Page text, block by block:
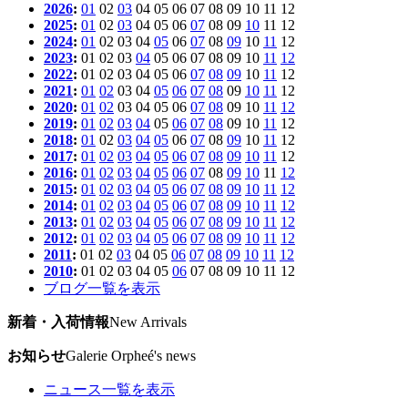
2026: 01 02 03 04 05 06 07 08 09 10 11 12
2025: 01 02 03 04 05 06 07 08 09 10 11 12
2024: 01 02 03 04 05 06 07 08 09 10 11 12
2023: 01 02 03 04 05 06 07 08 09 10 11 12
2022: 01 02 03 04 05 06 07 08 09 10 11 12
2021: 01 02 03 04 05 06 07 08 09 10 11 12
2020: 01 02 03 04 05 06 07 08 09 10 11 12
2019: 01 02 03 04 05 06 07 08 09 10 11 12
2018: 01 02 03 04 05 06 07 08 09 10 11 12
2017: 01 02 03 04 05 06 07 08 09 10 11 12
2016: 01 02 03 04 05 06 07 08 09 10 11 12
2015: 01 02 03 04 05 06 07 08 09 10 11 12
2014: 01 02 03 04 05 06 07 08 09 10 11 12
2013: 01 02 03 04 05 06 07 08 09 10 11 12
2012: 01 02 03 04 05 06 07 08 09 10 11 12
2011: 01 02 03 04 05 06 07 08 09 10 11 12
2010: 01 02 03 04 05 06 07 08 09 10 11 12
ブログ一覧を表示
新着・入荷情報New Arrivals
お知らせGalerie Orpheé's news
ニュース一覧を表示